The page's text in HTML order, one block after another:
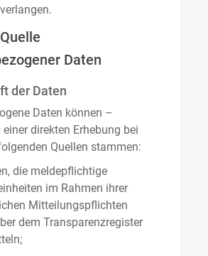
Daten
der Daten
Daten können –
direkten Erhebung bei
Quellen stammen:
die meldepflichtige
im Rahmen ihrer
Mitteilungspflichten
dem Transparenzregister